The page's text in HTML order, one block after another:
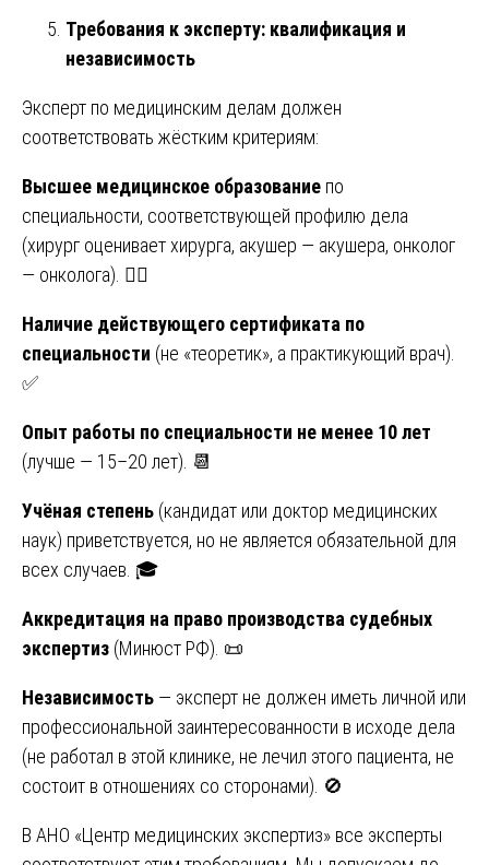
Требования к эксперту: квалификация и
независимость
Эксперт по медицинским делам должен
соответствовать жёстким критериям:
Высшее медицинское образование по
специальности, соответствующей профилю дела
(хирург оценивает хирурга, акушер — акушера, онколог
— онколога). 👨‍⚕️
Наличие действующего сертификата по
специальности (не «теоретик», а практикующий врач).
✅
Опыт работы по специальности не менее 10 лет
(лучше — 15–20 лет). 📆
Учёная степень (кандидат или доктор медицинских
наук) приветствуется, но не является обязательной для
всех случаев. 🎓
Аккредитация на право производства судебных
экспертиз (Минюст РФ). 📜
Независимость — эксперт не должен иметь личной или
профессиональной заинтересованности в исходе дела
(не работал в этой клинике, не лечил этого пациента, не
состоит в отношениях со сторонами). 🚫
В АНО «Центр медицинских экспертиз» все эксперты